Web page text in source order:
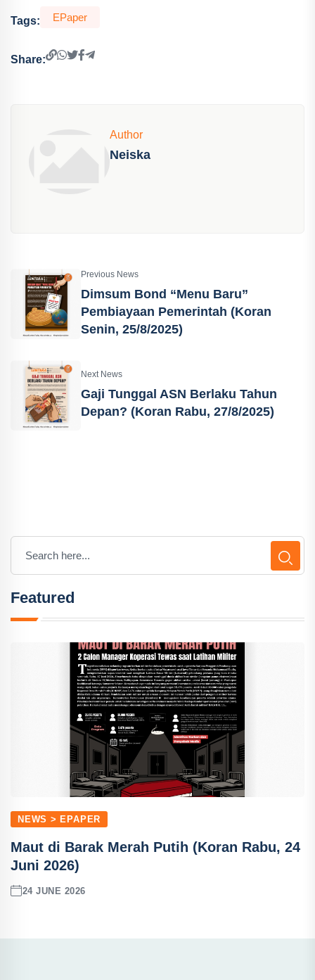
Tags: EPaper
Share:
Author
Neiska
Previous News
Dimsum Bond “Menu Baru”
Pembiayaan Pemerintah (Koran
Senin, 25/8/2025)
Next News
Gaji Tunggal ASN Berlaku Tahun
Depan? (Koran Rabu, 27/8/2025)
Featured
NEWS > EPAPER
Maut di Barak Merah Putih (Koran Rabu, 24
Juni 2026)
24 JUNE 2026